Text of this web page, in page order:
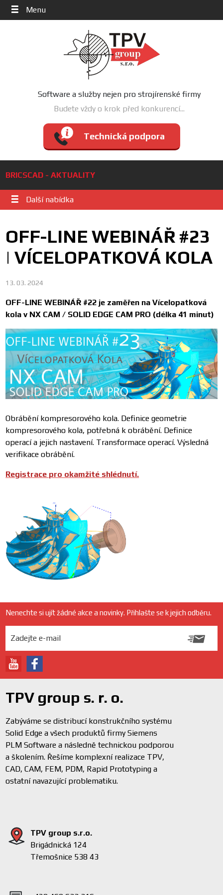
Menu
Software a služby nejen pro strojírenské firmy
Budete vždy o krok před konkurencí...
Technická podpora
BRICSCAD - AKTUALITY
Další nabídka
OFF-LINE WEBINÁŘ #23
| VÍCELOPATKOVÁ KOLA
13. 03. 2024
OFF-LINE WEBINÁŘ #22 je zaměřen na Vícelopatková
kola v NX CAM / SOLID EDGE CAM PRO (délka 41 minut)
Obrábění kompresorového kola. Definice geometrie
kompresorového kola, potřebná k obrábění. Definice
operací a jejich nastavení. Transformace operací. Výsledná
verifikace obrábění.
Registrace pro okamžité shlédnutí.
Nenechte si ujít žádné akce a novinky. Přihlašte se k jejich odběru.
TPV group s. r. o.
Zabýváme se distribucí konstrukčního systému
Solid Edge a všech produktů firmy Siemens
PLM Software a následně technickou podporou
a školením. Řešíme komplexní realizace TPV,
CAD, CAM, FEM, PDM, Rapid Prototyping a
ostatní navazující problematiku.
TPV group s.r.o.
Brigádnická 124
Třemošnice 538 43